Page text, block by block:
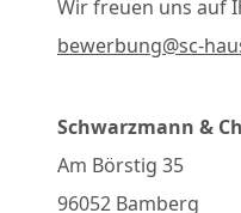
Wir freuen uns auf
bewerbung@sc-
Schwarzmann &
Am Börstig 35
96052 Bamberg